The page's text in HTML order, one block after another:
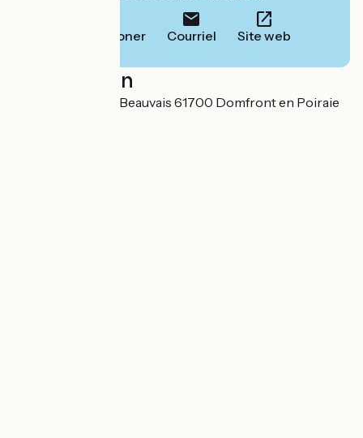
Téléphoner Courriel Site web
Localisation
Lieu-dit Le Grand Beauvais 61700 Domfront en Poiraie